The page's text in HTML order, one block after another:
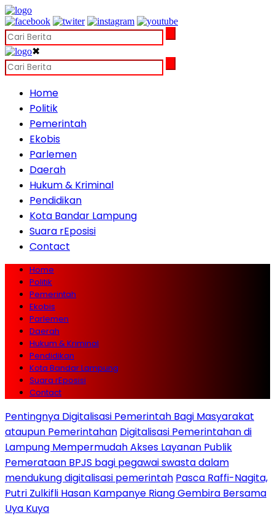
✖
Home
Politik
Pemerintah
Ekobis
Parlemen
Daerah
Hukum & Kriminal
Pendidikan
Kota Bandar Lampung
Suara rEposisi
Contact
Home
Politik
Pemerintah
Ekobis
Parlemen
Daerah
Hukum & Kriminal
Pendidikan
Kota Bandar Lampung
Suara rEposisi
Contact
Pentingnya Digitalisasi Pemerintah Bagi Masyarakat
ataupun Pemerintahan Digitalisasi Pemerintahan di
Lampung Mempermudah Akses Layanan Publik
Pemerataan BPJS bagi pegawai swasta dalam
mendukung digitalisasi pemerintah Pasca Raffi-Nagita,
Putri Zulkifli Hasan Kampanye Riang Gembira Bersama
Uya Kuya